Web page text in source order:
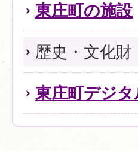
東庄町の施設
歴史・文化財
東庄町デジ